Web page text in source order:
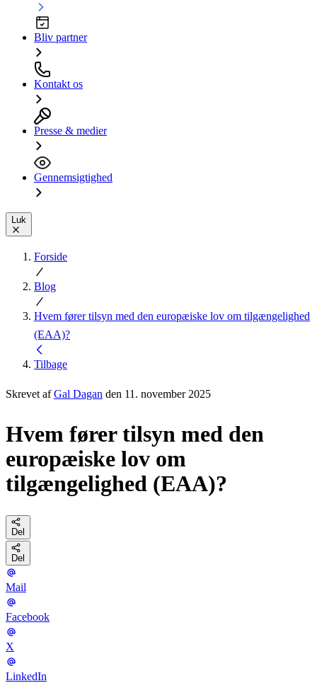
Bliv partner
Kontakt os
Presse & medier
Gennemsigtighed
Luk
Forside
Blog
Hvem fører tilsyn med den europæiske lov om tilgængelighed
(EAA)?
Tilbage
Skrevet afGal Dagan den 11. november 2025
Hvem fører tilsyn med den
europæiske lov om
tilgængelighed (EAA)?
Del
Del
Mail
Facebook
X
LinkedIn